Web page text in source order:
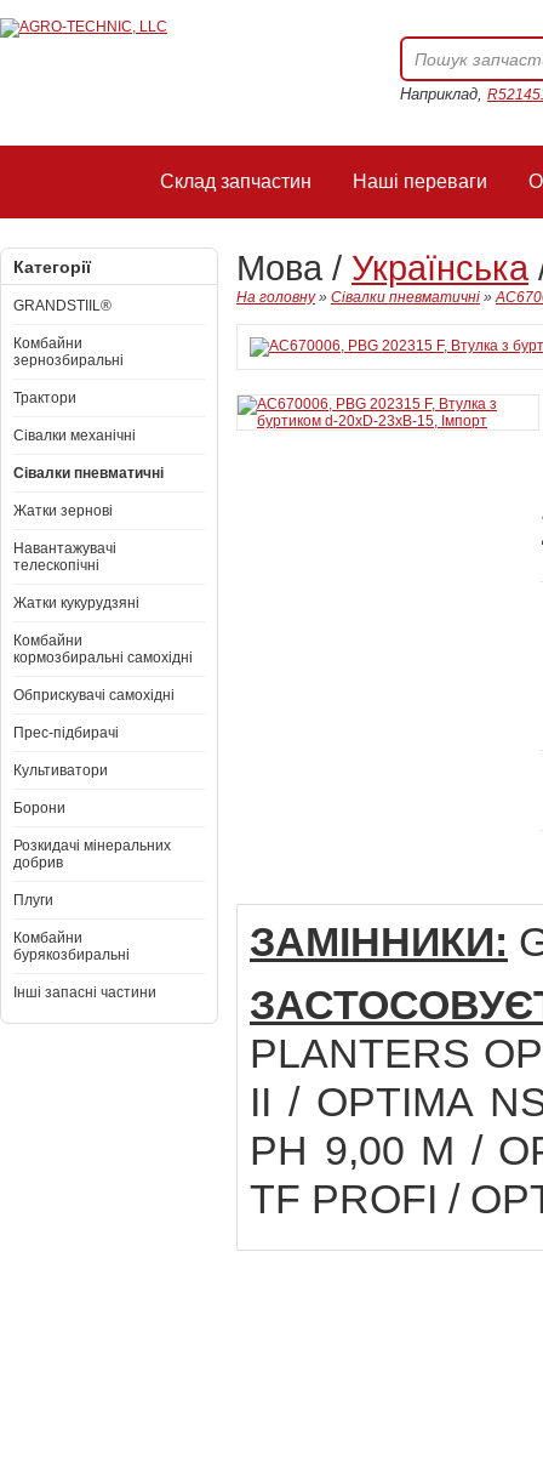
Наприклад,
Склад запчастин Наші переваги
Категорії
GRANDSTIIL®
Комбайни
зернозбиральні
Трактори
Сівалки механічні
Сівалки пневматичні
Жатки зернові
Навантажувачі
телескопічні
Жатки кукурудзяні
Комбайни
кормозбиральні самохідні
Обприскувачі самохідні
Прес-підбирачі
Культиватори
Борони
Розкидачі мінеральних
добрив
Плуги
Комбайни
бурякозбиральні
Інші запасні частини
Мова / Українська
На головну» Сівалки пневматичні »
ЗАМІННИКИ:
PLANTERS
II / OPTIMA
PH 9,00 М /
TF PROFI /